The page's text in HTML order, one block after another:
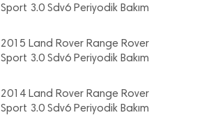
Sport 3.0 Sdv6 Periyodik Bakım
2015 Land Rover Range Rover
Sport 3.0 Sdv6 Periyodik Bakım
2014 Land Rover Range Rover
Sport 3.0 Sdv6 Periyodik Bakım